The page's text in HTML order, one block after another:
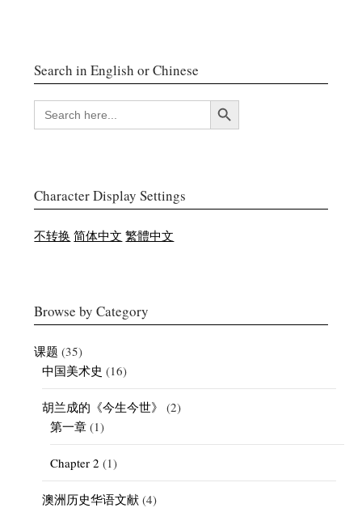
Search in English or Chinese
SEARCH
FOR:
搜索按钮
Character Display Settings
不转换 简体中文 繁體中文
Browse by Category
课题 (35)
中国美术史 (16)
胡兰成的《今生今世》 (2)
第一章 (1)
Chapter 2 (1)
澳洲历史华语文献 (4)